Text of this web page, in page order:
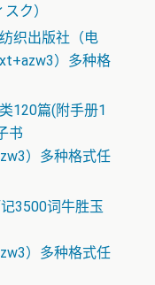
ク）
织出版社（电
）多种格
120篇(附手册1
书
）多种格式任
3500词牛胜玉
）多种格式任